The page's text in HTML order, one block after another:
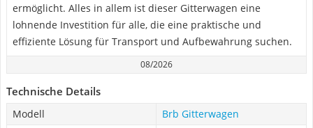
ermöglicht. Alles in allem ist dieser Gitterwagen eine
lohnende Investition für alle, die eine praktische und
effiziente Lösung für Transport und Aufbewahrung suchen.
08/2026
Technische Details
Modell
Brb Gitterwagen